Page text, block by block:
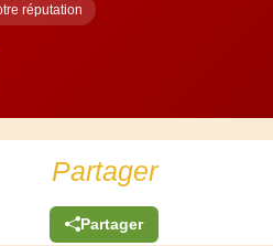
réputation
Partager
Partager